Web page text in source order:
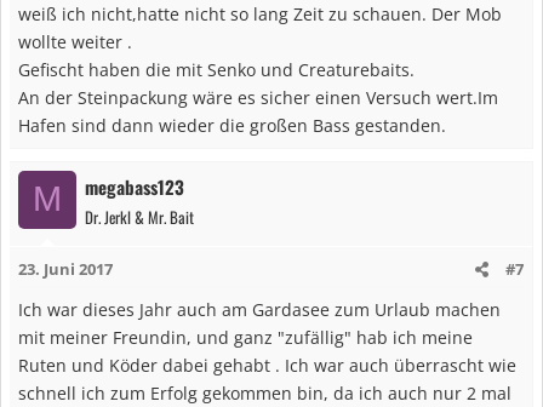
weiß ich nicht,hatte nicht so lang Zeit zu schauen. Der Mob
wollte weiter .
Gefischt haben die mit Senko und Creaturebaits.
An der Steinpackung wäre es sicher einen Versuch wert.Im
Hafen sind dann wieder die großen Bass gestanden.
M megabass123
Dr. Jerkl & Mr. Bait
23. Juni 2017 #7
Ich war dieses Jahr auch am Gardasee zum Urlaub machen
mit meiner Freundin, und ganz "zufällig" hab ich meine
Ruten und Köder dabei gehabt . Ich war auch überrascht wie
schnell ich zum Erfolg gekommen bin, da ich auch nur 2 mal